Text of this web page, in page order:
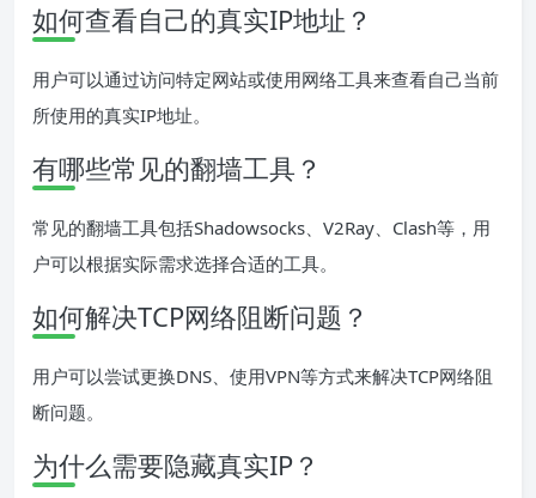
如何查看自己的真实IP地址？
用户可以通过访问特定网站或使用网络工具来查看自己当前
所使用的真实IP地址。
有哪些常见的翻墙工具？
常见的翻墙工具包括Shadowsocks、V2Ray、Clash等，用
户可以根据实际需求选择合适的工具。
如何解决TCP网络阻断问题？
用户可以尝试更换DNS、使用VPN等方式来解决TCP网络阻
断问题。
为什么需要隐藏真实IP？